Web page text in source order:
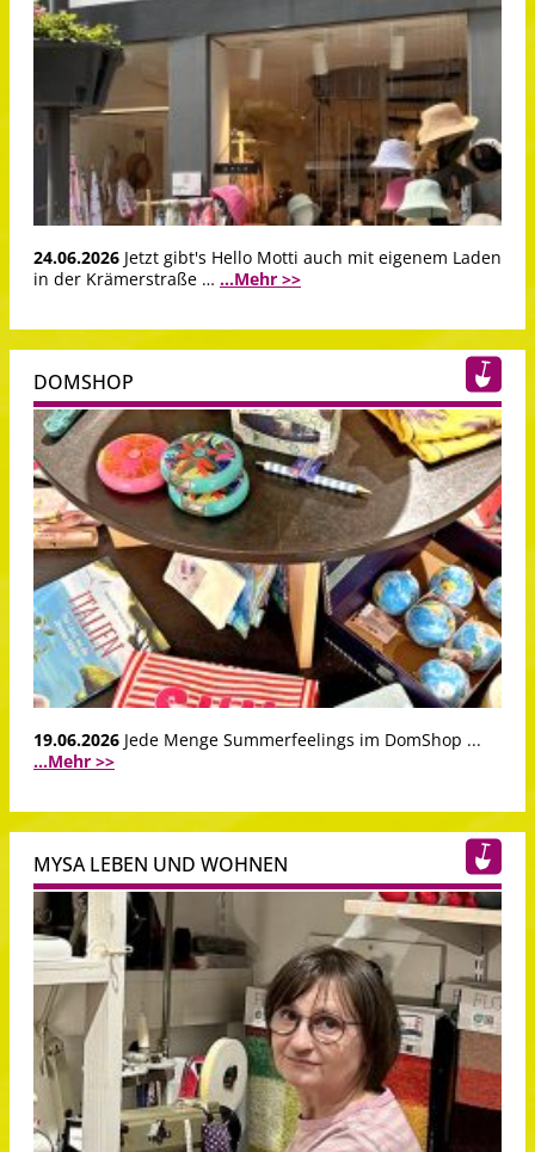
24.06.2026 Jetzt gibt's Hello Motti auch mit eigenem Laden
in der Krämerstraße … ...Mehr >>
DOMSHOP
19.06.2026 Jede Menge Summerfeelings im DomShop ...
...Mehr >>
MYSA LEBEN UND WOHNEN